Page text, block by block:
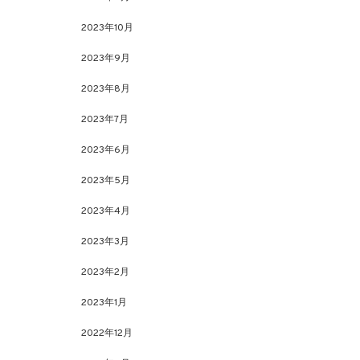
2023年10月
2023年9月
2023年8月
2023年7月
2023年6月
2023年5月
2023年4月
2023年3月
2023年2月
2023年1月
2022年12月